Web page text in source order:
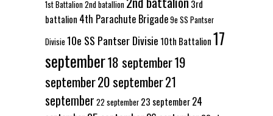
1st Battalion2nd batallion
3rd
battalion 4th Parachute Brigade9e SS Pantser
Divisie 10e SS Pantser Divisie 10th Battalion17
september18 september19
september20 september21
september 22 september 23 september24